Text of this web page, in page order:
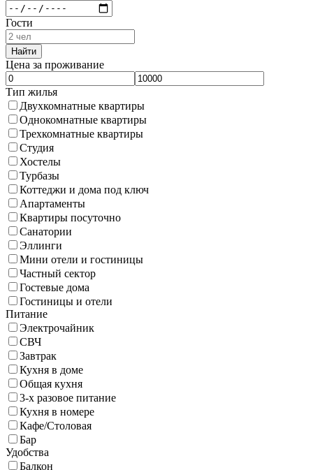
Гости
Найти
Цена за проживание
Тип жилья
Двухкомнатные квартиры
Однокомнатные квартиры
Трехкомнатные квартиры
Студия
Хостелы
Турбазы
Коттеджи и дома под ключ
Апартаменты
Квартиры посуточно
Санатории
Эллинги
Мини отели и гостиницы
Частный сектор
Гостевые дома
Гостиницы и отели
Питание
Электрочайник
СВЧ
Завтрак
Кухня в доме
Общая кухня
3-х разовое питание
Кухня в номере
Кафе/Столовая
Бар
Удобства
Балкон